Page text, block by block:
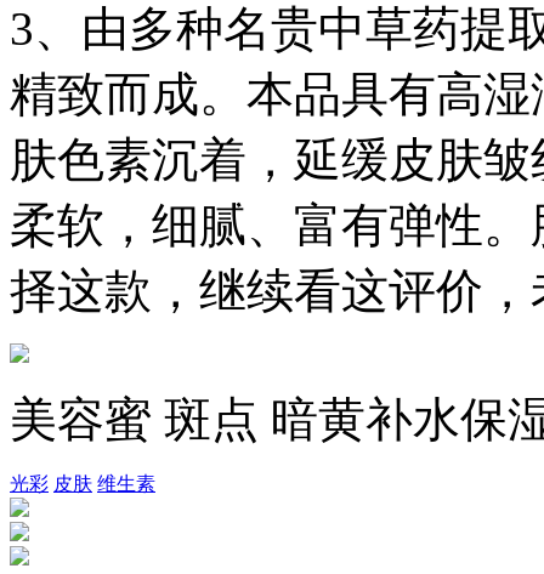
3、由多种名贵中草药提
精致而成。本品具有高
肤色素沉着，延缓皮肤
柔软，细腻、富有弹性
择这款，继续看这评价
美容蜜 斑点 暗黄补水保
光彩 皮肤 维生素